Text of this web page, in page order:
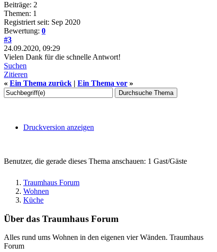
Beiträge: 2
Themen: 1
Registriert seit: Sep 2020
Bewertung: 0
#3
24.09.2020, 09:29
Vielen Dank für die schnelle Antwort!
Suchen
Zitieren
« Ein Thema zurück | Ein Thema vor »
Druckversion anzeigen
Benutzer, die gerade dieses Thema anschauen: 1 Gast/Gäste
Traumhaus Forum
Wohnen
Küche
Über das Traumhaus Forum
Alles rund ums Wohnen in den eigenen vier Wänden. Traumhaus
Forum